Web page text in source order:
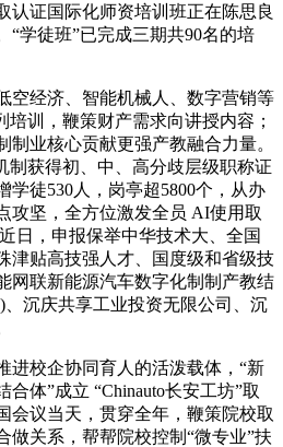
认证国际化师资培训班正在陈思良
“学徒班”已完成三期共90名的培
经济、智能机械人、数字营销等
培训，鞭策财产需求向讲授内容；
制业核心贡献更强产教融合力量。
制获得初、中、高分歧层级职称证
学徒530人，岗亭超5800个，从办
攻坚，全方位激发全员 AI使用取
日，申报保举中华技术大、全国
津贴高技强人才、国度级和省级技
网联新能源汽车数字化制制产教结
沉庆共享工业投资无限公司、沉
校企协同育人的活泼载体，“新
体”成立 “Chinauto长安工坊”取
会议当天，贯穿全年，鞭策院校取
做关系，帮帮院校控制“微专业”扶